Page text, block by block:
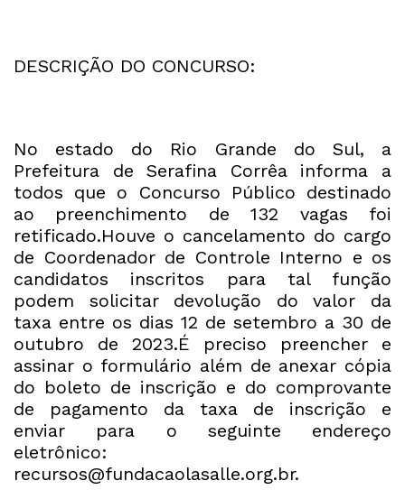
DESCRIÇÃO DO CONCURSO:
No estado do Rio Grande do Sul, a
Prefeitura de Serafina Corrêa informa a
todos que o Concurso Público destinado
ao preenchimento de 132 vagas foi
retificado.Houve o cancelamento do cargo
de Coordenador de Controle Interno e os
candidatos inscritos para tal função
podem solicitar devolução do valor da
taxa entre os dias 12 de setembro a 30 de
outubro de 2023.É preciso preencher e
assinar o formulário além de anexar cópia
do boleto de inscrição e do comprovante
de pagamento da taxa de inscrição e
enviar para o seguinte endereço
eletrônico:
recursos@fundacaolasalle.org.br.